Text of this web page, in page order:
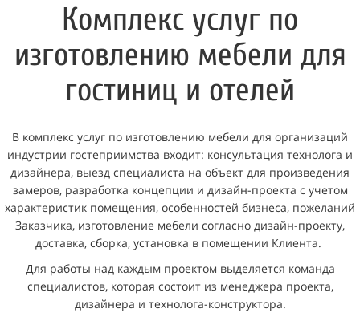
Комплекс услуг по
изготовлению мебели для
гостиниц и отелей
В комплекс услуг по изготовлению мебели для организаций
индустрии гостеприимства входит: консультация технолога и
дизайнера, выезд специалиста на объект для произведения
замеров, разработка концепции и дизайн-проекта с учетом
характеристик помещения, особенностей бизнеса, пожеланий
Заказчика, изготовление мебели согласно дизайн-проекту,
доставка, сборка, установка в помещении Клиента.
Для работы над каждым проектом выделяется команда
специалистов, которая состоит из менеджера проекта,
дизайнера и технолога-конструктора.